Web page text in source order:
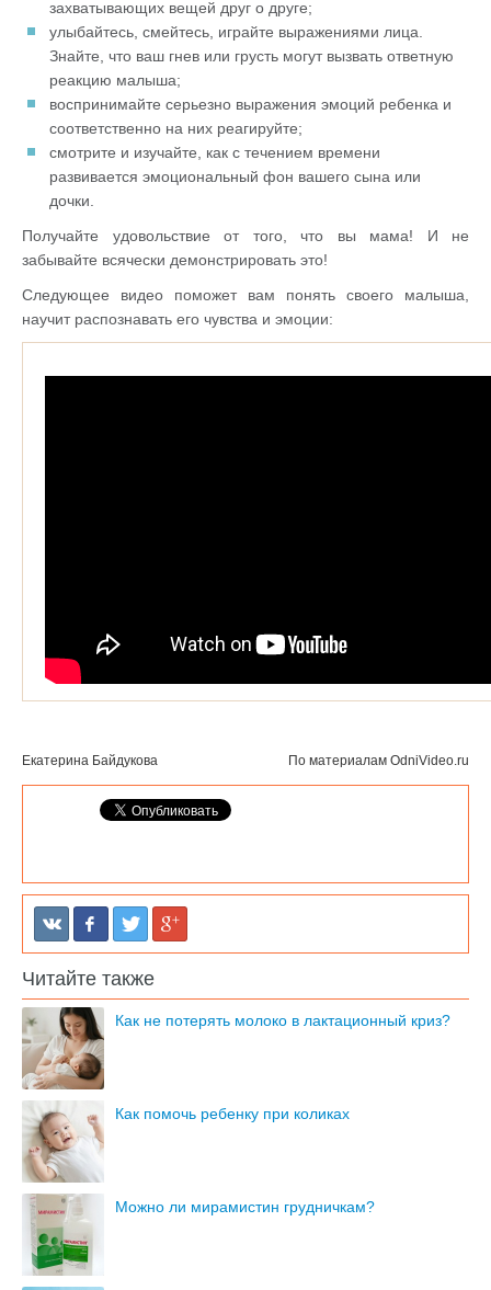
захватывающих вещей друг о друге;
улыбайтесь, смейтесь, играйте выражениями лица.
Знайте, что ваш гнев или грусть могут вызвать ответную
реакцию малыша;
воспринимайте серьезно выражения эмоций ребенка и
соответственно на них реагируйте;
смотрите и изучайте, как с течением времени
развивается эмоциональный фон вашего сына или
дочки.
Получайте удовольствие от того, что вы мама! И не
забывайте всячески демонстрировать это!
Следующее видео поможет вам понять своего малыша,
научит распознавать его чувства и эмоции:
Екатерина Байдукова По материалам OdniVideo.ru
Читайте также
Как не потерять молоко в лактационный криз?
Как помочь ребенку при коликах
Можно ли мирамистин грудничкам?